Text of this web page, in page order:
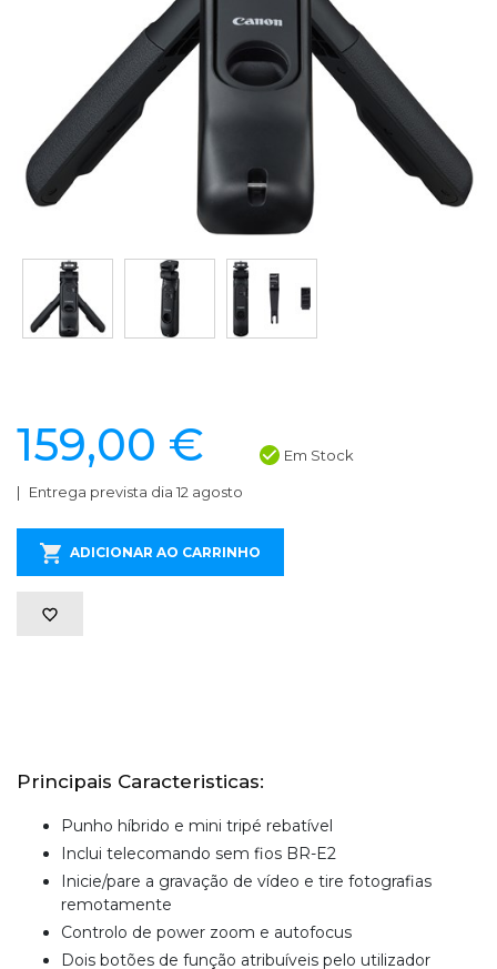
159,00 € Em Stock
Entrega prevista dia 12 agosto
ADICIONAR AO CARRINHO
Principais Caracteristicas:
Punho híbrido e mini tripé rebatível
Inclui telecomando sem fios BR-E2
Inicie/pare a gravação de vídeo e tire fotografias
remotamente
Controlo de power zoom e autofocus
Dois botões de função atribuíveis pelo utilizador